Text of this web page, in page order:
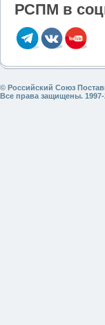
РСПМ в
© Российский Союз
Все права защищены. 1997-